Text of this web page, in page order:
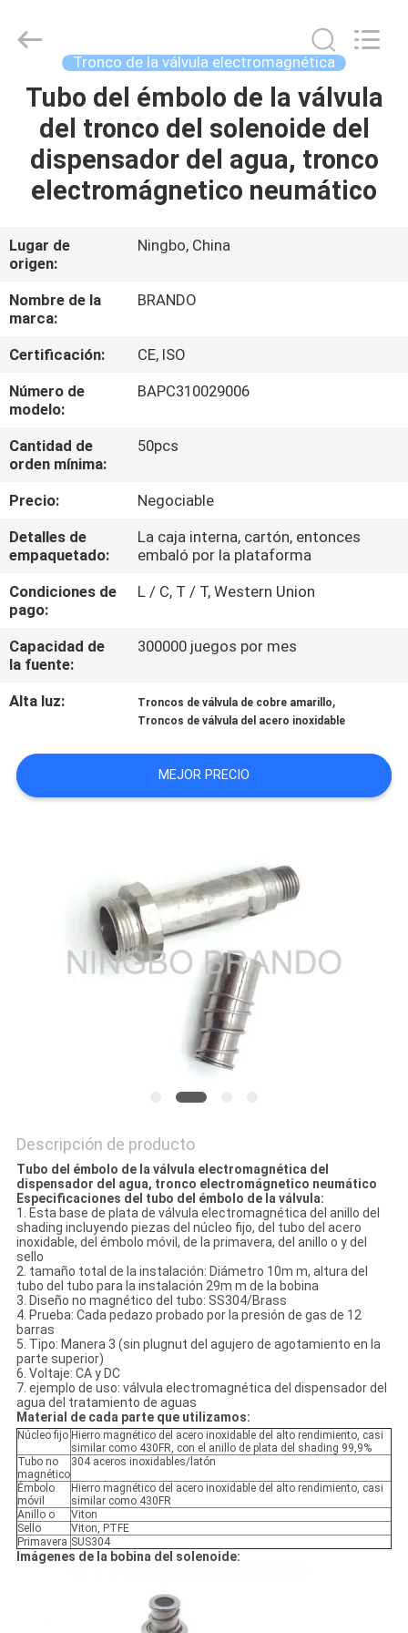
EN
CASA
PRODUCTOS
SOBRE
NOSOTROS
RECORRIDO
POR
LA
DE
CALIDAD
CONTACTA
CON
NOSOTROS
UNA CITA
Hardware
Reserved.
Tronco de la válvula electromagnética
Tubo del émbolo de la válvula
del tronco del solenoide del
dispensador del agua, tronco
electromágnetico neumático
Lugar de
origen:
Ningbo, China
Nombre de la
marca:
BRANDO
Certificación:
CE, ISO
Número de
modelo:
BAPC310029006
Cantidad de
orden mínima:
50pcs
Precio:
Negociable
Detalles de
empaquetado:
La caja interna, cartón, entonces
embaló por la plataforma
Condiciones de
pago:
L / C, T / T, Western Union
Capacidad de
la fuente:
300000 juegos por mes
Alta luz: Troncos de válvula de cobre amarillo,
Troncos de válvula del acero inoxidable
MEJOR PRECIO
Descripción de producto
Tubo del émbolo de la válvula electromagnética del
dispensador del agua, tronco electromágnetico neumático
Especificaciones del tubo del émbolo de la válvula:
1. Esta base de plata de válvula electromagnética del anillo del
shading incluyendo piezas del núcleo fijo, del tubo del acero
inoxidable, del émbolo móvil, de la primavera, del anillo o y del
sello
2. tamaño total de la instalación: Diámetro 10m m, altura del
tubo del tubo para la instalación 29m m de la bobina
3. Diseño no magnético del tubo: SS304/Brass
4. Prueba: Cada pedazo probado por la presión de gas de 12
barras
5. Tipo: Manera 3 (sin plugnut del agujero de agotamiento en la
parte superior)
6. Voltaje: CA y DC
7. ejemplo de uso: válvula electromagnética del dispensador del
agua del tratamiento de aguas
Material de cada parte que utilizamos:
Núcleo fijo Hierro magnético del acero inoxidable del alto rendimiento, casi
similar como 430FR, con el anillo de plata del shading 99,9%
Tubo no
magnético
304 aceros inoxidables/latón
Émbolo
móvil
Hierro magnético del acero inoxidable del alto rendimiento, casi
similar como 430FR
Anillo o
Viton
Sello
Viton, PTFE
Primavera SUS304
Imágenes de la bobina del solenoide: